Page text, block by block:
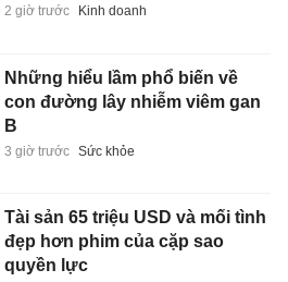
2 giờ trước Kinh doanh
Những hiểu lầm phổ biến về
con đường lây nhiễm viêm gan
B
3 giờ trước Sức khỏe
Tài sản 65 triệu USD và mối tình
đẹp hơn phim của cặp sao
quyền lực